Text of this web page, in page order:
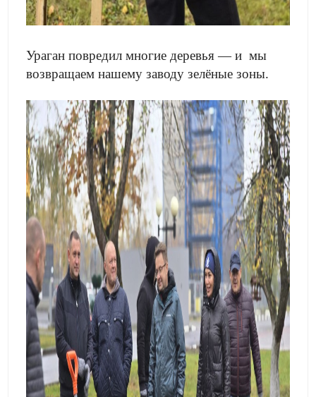
Ураган повредил многие деревья — и мы
возвращаем нашему заводу зелёные зоны.